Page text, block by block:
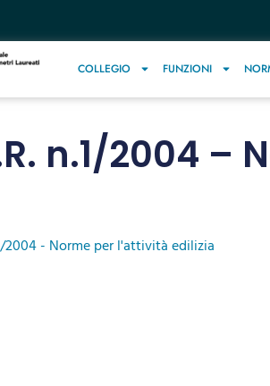
COLLEGIO FUNZIONI
n.1/2004 –
2004 - Norme per l'attività edilizia